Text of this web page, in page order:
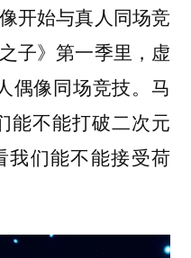
开始与真人同场竞
子》第一季里，虚
偶像同场竞技。马
能不能打破二次元
我们能不能接受荷